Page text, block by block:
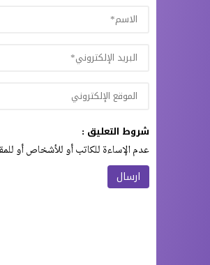
شروط التعليق :
عدم الإساءة للكاتب أو للأشخاص أو